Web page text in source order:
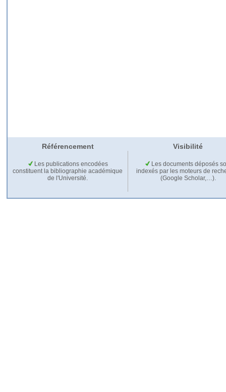
Référencement Visibilité
Les publications encodées
constituent la bibliographie académique
de l'Université.
Les documents déposés
indexés par les moteurs de
(Google Scholar,…).